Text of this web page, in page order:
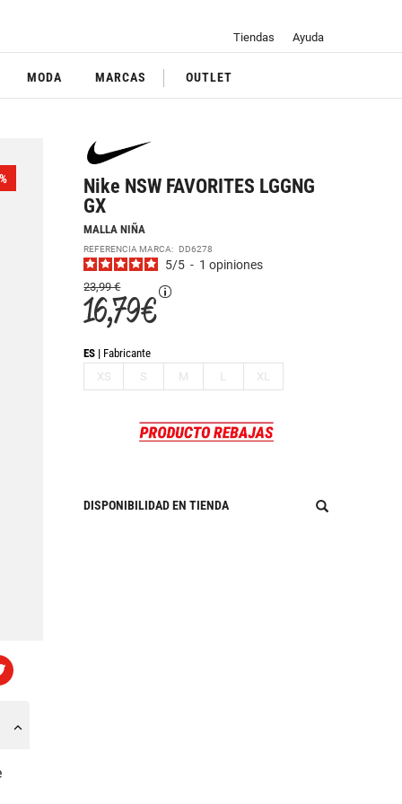
Tiendas Ayuda
MODA MARCAS OUTLET
Nike NSW FAVORITES LGGNG
GX
MALLA NIÑA
REFERENCIA MARCA:DD6278
5/5 - 1opiniones
23,99 €
16,79 €
ES
Fabricante
XS
S M L XL
DISPONIBILIDAD EN TIENDA
%